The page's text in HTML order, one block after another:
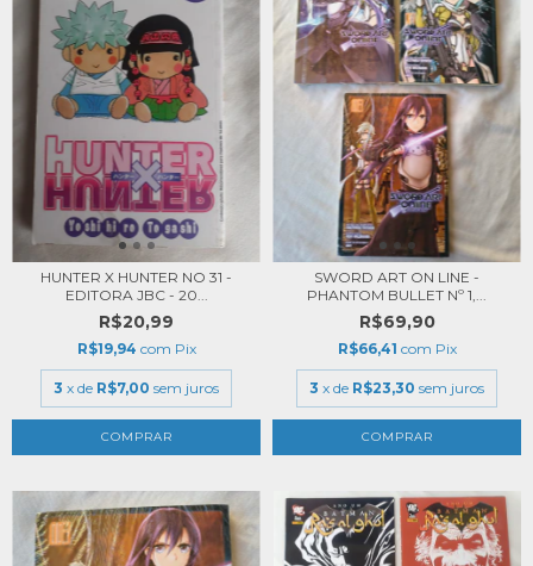
HUNTER X HUNTER NO 31 -
EDITORA JBC - 20...
R$20,99
R$19,94 com Pix
3 x de R$7,00 sem juros
SWORD ART ON LINE -
PHANTOM BULLET Nº 1,...
R$69,90
R$66,41 com Pix
3 x de R$23,30 sem juros